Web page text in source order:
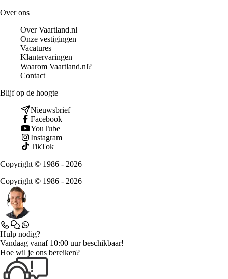
Over ons
Over Vaartland.nl
Onze vestigingen
Vacatures
Klantervaringen
Waarom Vaartland.nl?
Contact
Blijf op de hoogte
Nieuwsbrief
Facebook
YouTube
Instagram
TikTok
Copyright © 1986 - 2026
Copyright © 1986 - 2026
Hulp nodig?
Vandaag vanaf 10:00 uur beschikbaar!
Hoe wil je ons bereiken?